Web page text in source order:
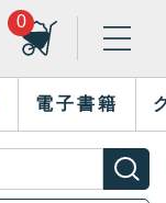
0
電子書籍